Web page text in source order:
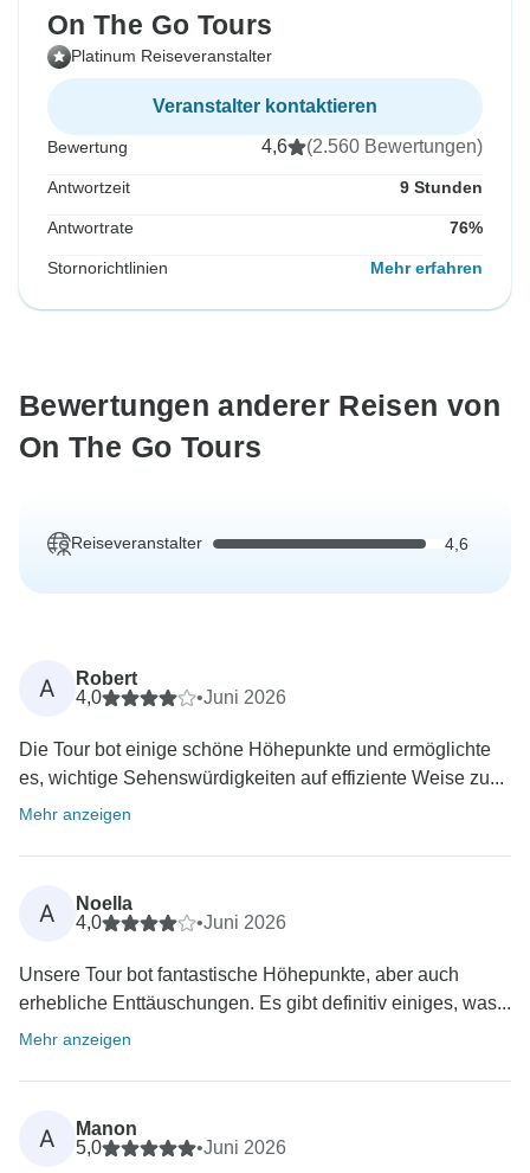
On The Go Tours
Platinum Reiseveranstalter
Veranstalter kontaktieren
Bewertung 4,6 (2.560 Bewertungen)
Antwortzeit 9 Stunden
Antwortrate 76%
Stornorichtlinien Mehr erfahren
Bewertungen anderer Reisen von
On The Go Tours
Reiseveranstalter 4,6
A
Robert
4,0
•Juni 2026
Die Tour bot einige schöne Höhepunkte und ermöglichte
es, wichtige Sehenswürdigkeiten auf effiziente Weise zu...
Mehr anzeigen
A
Noella
4,0
•Juni 2026
Unsere Tour bot fantastische Höhepunkte, aber auch
erhebliche Enttäuschungen. Es gibt definitiv einiges, was...
Mehr anzeigen
A
Manon
5,0
•Juni 2026